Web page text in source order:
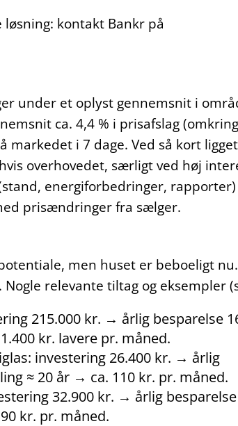
kontakt Bankr på
under et oplyst gennemsnit i
ca. 4,4 % i prisafslag (omkring
markedet i 7 dage. Ved så kort
overhovedet, særligt ved høj
energiforbedringer,
prisændringer fra sælger.
men huset er beboeligt nu.
relevante tiltag og eksempler
215.000 kr. → årlig besparelse
kr. lavere pr. måned.
investering 26.400 kr. → årlig
≈ 20 år → ca. 110 kr. pr. måned.
32.900 kr. → årlig besparelse
kr. pr. måned.